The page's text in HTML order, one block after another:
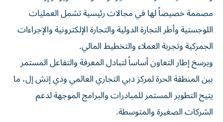
مصممة خصيصاً لها في مجالات رئيسية تشمل العمليات
اللوجستية وأطر التجارة الدولية والتجارة الإلكترونية والإجراءات
الجمركية وتجربة العملاء والتخطيط المالي.
ويرسخ إطار التعاون أساساً لتبادل المعرفة والتفاعل المستمر
بين المنطقة الحرة لمركز دبي التجاري العالمي ودي إتش إل، ما
يتيح التطوير المستمر للمبادرات والبرامج الموجهة لدعم
الشركات الصغيرة والمتوسطة.